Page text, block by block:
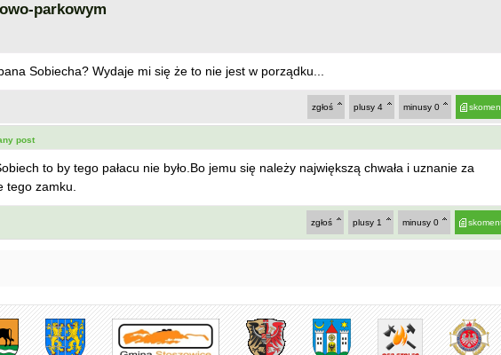
parkowym
Sobiecha? Wydaje mi się że to nie jest w porządku...
minusy 0
plusy 4
zgłoś
post
to by tego pałacu nie było.Bo jemu się należy największą chwała i uznanie za
tego zamku.
minusy 0
plusy 1
zgłoś